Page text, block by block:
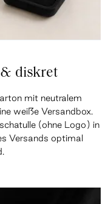
diskret
mit neutralem
weiße Versandbox.
(ohne Logo) in
Versands optimal